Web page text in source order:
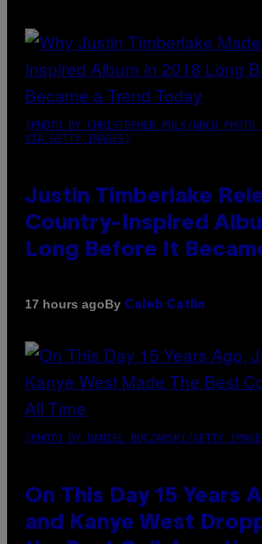
(PHOTO BY CHRISTOPHER POLK/NBCU PHOTO
VIA GETTY IMAGES)
Justin Timberlake
Country-Inspired
Long Before It
17 hours agoBy Caleb Catlin
(PHOTO BY DANIEL BOCZARSKI/GETTY
On This Day 15 Years
and Kanye West